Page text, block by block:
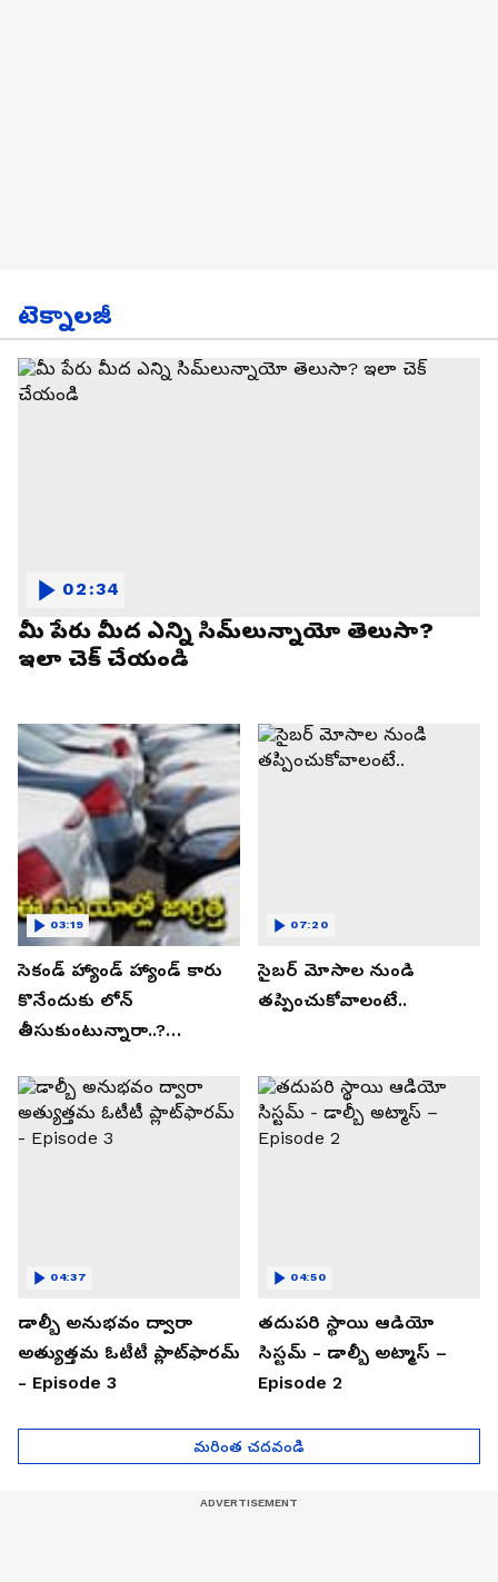
టెక్నాలజీ
మీ పేరు మీద ఎన్ని సిమ్‌లున్నాయో తెలుసా?
ఇలా చెక్ చేయండి
02:34
సెకండ్ హ్యాండ్ హ్యాండ్ కారు
కొనేందుకు లోన్
తీసుకుంటున్నారా..?
తెలుసుకోండి..!
03:19
సైబర్ మోసాల నుండి
తప్పించుకోవాలంటే..
07:20
డాల్బీ అనుభవం ద్వారా
అత్యుత్తమ ఓటీటీ ప్లాట్‌ఫారమ్
- Episode 3
04:37
తదుపరి స్థాయి ఆడియో
సిస్టమ్ - డాల్బీ అట్మాస్ –
Episode 2
04:50
మరింత చదవండి